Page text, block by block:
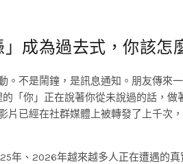
成為過去式，你該怎
。不是鬧鐘，是訊息通知。朋友傳來
「你」正在說著你從未說過的話，
片已經在社群媒體上被轉發了上千次
年、2026年越來越多人正在遭遇的